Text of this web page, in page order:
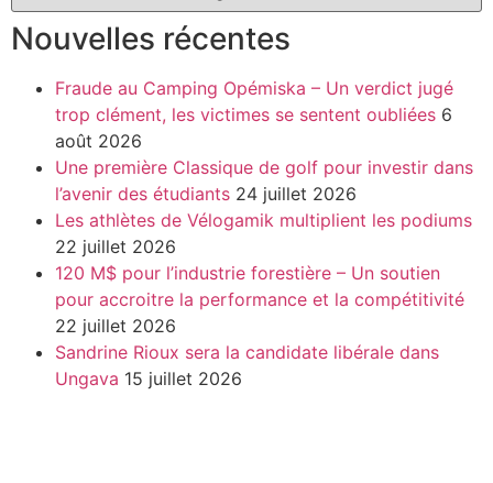
Nouvelles récentes
Fraude au Camping Opémiska – Un verdict jugé
trop clément, les victimes se sentent oubliées 6
août 2026
Une première Classique de golf pour investir dans
l’avenir des étudiants 24 juillet 2026
Les athlètes de Vélogamik multiplient les podiums
22 juillet 2026
120 M$ pour l’industrie forestière – Un soutien
pour accroitre la performance et la compétitivité
22 juillet 2026
Sandrine Rioux sera la candidate libérale dans
Ungava 15 juillet 2026